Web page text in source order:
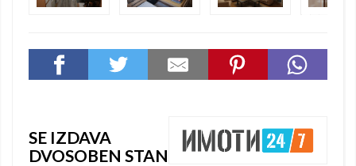
SE IZDAVA
DVOSOBEN STAN